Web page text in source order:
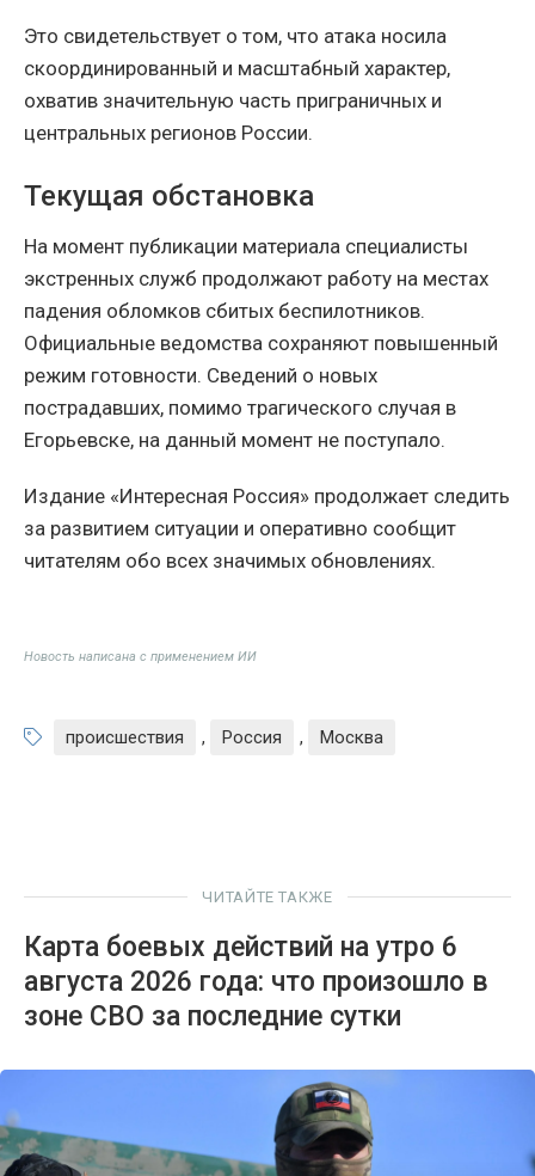
Это свидетельствует о том, что атака носила
скоординированный и масштабный характер,
охватив значительную часть приграничных и
центральных регионов России.
Текущая обстановка
На момент публикации материала специалисты
экстренных служб продолжают работу на местах
падения обломков сбитых беспилотников.
Официальные ведомства сохраняют повышенный
режим готовности. Сведений о новых
пострадавших, помимо трагического случая в
Егорьевске, на данный момент не поступало.
Издание «Интересная Россия» продолжает следить
за развитием ситуации и оперативно сообщит
читателям обо всех значимых обновлениях.
Новость написана с применением ИИ
происшествия , Россия , Москва
ЧИТАЙТЕ ТАКЖЕ
Карта боевых действий на утро 6
августа 2026 года: что произошло в
зоне СВО за последние сутки